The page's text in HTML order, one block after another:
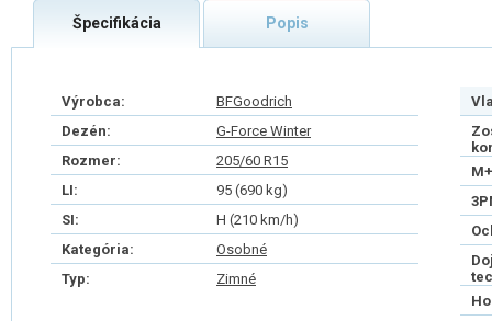
Špecifikácia Popis
Výrobca:
BFGoodrich
Dezén:
G-Force Winter
Rozmer:
205/60 R15
LI:
95 (690 kg)
SI:
H (210 km/h)
Kategória:
Osobné
Typ:
Zimné